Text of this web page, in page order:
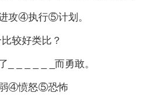
④执行⑤计划。
较好类比？
_ _ _ _ _ _而勇敢。
④愤怒⑤恐怖